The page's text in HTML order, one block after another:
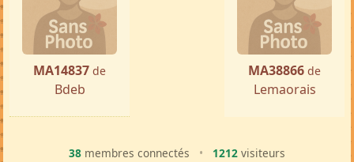
MA14837 de
Bdeb
MA38866 de
Lemaorais
38 membres connectés • 1212 visiteurs